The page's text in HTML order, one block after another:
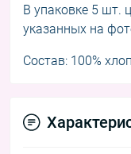
В упаковке 5 шт.
указанных на
Состав: 100%